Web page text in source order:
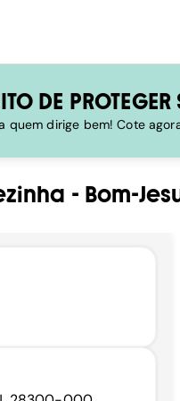
DE
quem dirige bem! Cote
- Bom-